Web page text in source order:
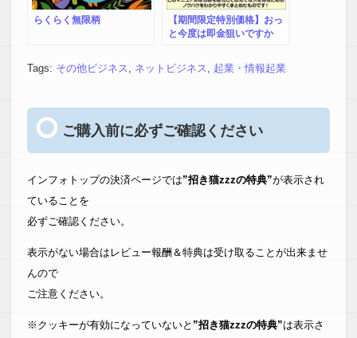
らくらく無限柄
【期間限定特別価格】おっ
と今度は即金狙いですか
て待てません・・大赤字で
大黒字に！即金で借金無
Tags: その他ビジネス ネットビジネス 起業・情報起業
ご購入前に必ずご確認ください
インフォトップの決済ページでは”招き猫zzzの特典”が表示され
ていることを
必ずご確認ください。
表示がない場合はレビュー報酬＆特典は受け取ることが出来ませ
んので
ご注意ください。
※クッキーが有効になっていないと ”招き猫zzzの特典”は表示さ